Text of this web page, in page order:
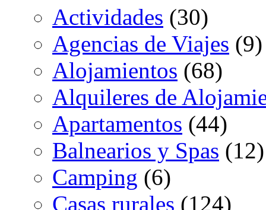
Actividades (30)
Agencias de Viajes (9)
Alojamientos (68)
Alquileres de
Apartamentos (44)
Balnearios y Spas (12)
Camping (6)
Casas rurales (124)